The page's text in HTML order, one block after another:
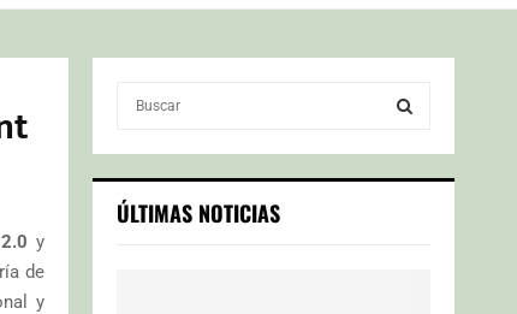
y
de
y
c
h
S
ÚLTIMAS NOTICIAS